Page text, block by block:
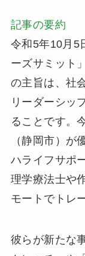
記事の要約
令和5年10月5
ーズサミット
の主旨は、社
リーダーシッ
ることです。
（静岡市）が
ハライフサポ
理学療法士や
モートでトレ
彼らが新たな